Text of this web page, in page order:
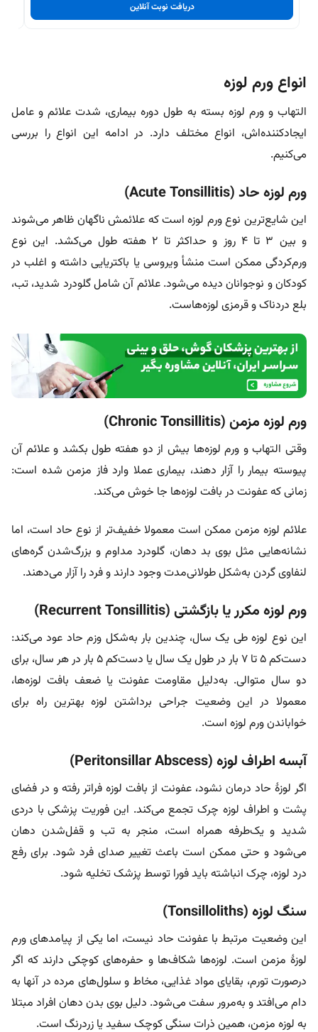
دریافت نوبت آنلاین
انواع ورم لوزه
التهاب و ورم لوزه بسته به طول دوره بیماری، شدت علائم و عامل
ایجادکننده‌اش، انواع مختلف دارد. در ادامه این انواع را بررسی
می‌کنیم.
ورم لوزه حاد (Acute Tonsillitis)
این شایع‌ترین نوع ورم لوزه است که علائمش ناگهان ظاهر می‌شوند
و بین ۳ تا ۴ روز و حداکثر تا ۲ هفته طول می‌کشد. این نوع
ورم‌کردگی ممکن است منشأ ویروسی یا باکتریایی داشته و اغلب در
کودکان و نوجوانان دیده می‌شود. علائم آن شامل گلودرد شدید، تب،
بلع دردناک و قرمزی لوزه‌هاست.
ورم لوزه مزمن (Chronic Tonsillitis)
وقتی التهاب و ورم لوزه‌ها بیش از دو هفته طول بکشد و علائم آن
پیوسته بیمار را آزار دهند، بیماری عملا وارد فاز مزمن شده است:
زمانی که عفونت در بافت لوزه‌ها جا خوش می‌کند.
علائم لوزه مزمن ممکن است معمولا خفیف‌تر از نوع حاد است، اما
نشانه‌هایی مثل بوی بد دهان، گلودرد مداوم و بزرگ‌شدن گره‌های
لنفاوی گردن به‌شکل طولانی‌مدت وجود دارند و فرد را آزار می‌دهند.
ورم لوزه مکرر یا بازگشتی (Recurrent Tonsillitis)
این نوع لوزه طی یک سال، چندین بار به‌شکل وزم حاد عود می‌کند:
دست‌کم ۵ تا ۷ بار در طول یک سال یا دست‌کم ۵ بار در هر سال، برای
دو سال متوالی. به‌دلیل مقاومت عفونت یا ضعف بافت لوزه‌ها،
معمولا در این وضعیت جراحی برداشتن لوزه بهترین راه برای
خواباندن ورم لوزه است.
آبسه اطراف لوزه (Peritonsillar Abscess)
اگر لوزۀ حاد درمان نشود، عفونت از بافت لوزه فراتر رفته و در فضای
پشت و اطراف لوزه چرک تجمع می‌کند. این فوریت پزشکی با دردی
شدید و یک‌طرفه همراه است، منجر به تب و قفل‌شدن دهان
می‌شود و حتی ممکن است باعث تغییر صدای فرد شود. برای رفع
درد لوزه، چرک انباشته باید فورا توسط پزشک تخلیه شود.
سنگ لوزه (Tonsilloliths)
این وضعیت مرتبط با عفونت حاد نیست، اما یکی از پیامدهای ورم
لوزۀ مزمن است. لوزه‌ها شکاف‌ها و حفره‌های کوچکی دارند که اگر
درصورت تورم، بقایای مواد غذایی، مخاط و سلول‌های مرده در آنها به
دام می‌افتد و به‌مرور سفت می‌شود. دلیل بوی بدن دهان افراد مبتلا
به لوزه مزمن، همین ذرات سنگی کوچک سفید یا زردرنگ است.